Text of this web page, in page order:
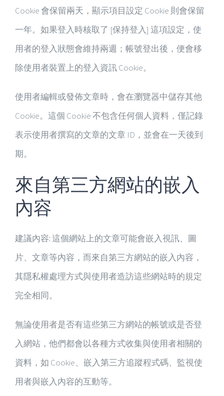
Cookie 會保留兩天，顯示項目設定 Cookie 則會保留
一年。如果登入時核取了 [保持登入] 這項設定，使
用者的登入狀態會維持兩週；帳號登出後，便會移
除使用者裝置上的登入資訊 Cookie。
使用者編輯或發佈文章時，會在瀏覽器中儲存其他
Cookie。這個 Cookie 不包含任何個人資料，僅記錄
表示使用者撰寫的文章的文章 ID，並會在一天後到
期。
來自第三方網站的嵌入
內容
建議內容:這個網站上的文章可能會嵌入視訊、圖
片、文章等內容，而來自第三方網站的嵌入內容，
其隱私權處理方式與使用者造訪這些網站時的規定
完全相同。
無論使用者是否有這些第三方網站的帳號或是否登
入網站，他們都會以各種方式收集與使用者相關的
資料，如 Cookie、嵌入第三方追蹤程式碼、監視使
用者與嵌入內容的互動等。